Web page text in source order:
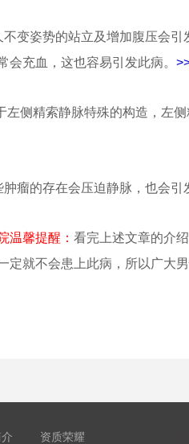
不变姿势的站立及增加腹压会
会充血，这也容易引发此病。
左侧精索静脉特殊的构造，左
肿瘤的存在会压迫静脉，也会引
温馨提醒： 看完上述文章的介
定就不会患上此病，所以广大
资质荣耀